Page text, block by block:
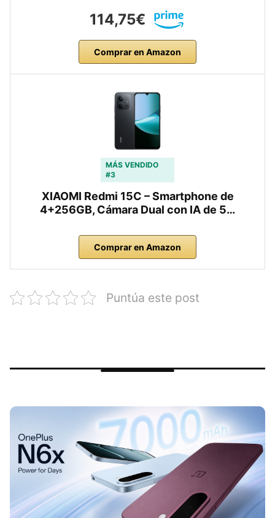
114,75€
Comprar en Amazon
MÁS VENDIDO
#3
XIAOMI Redmi 15C – Smartphone de
4+256GB, Cámara Dual con IA de 5…
Comprar en Amazon
Puntúa este post